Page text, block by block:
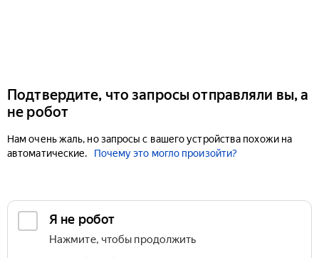
Подтвердите, что запросы отправляли вы, а
не робот
Нам очень жаль, но запросы с вашего устройства похожи на
автоматические.
Почему это могло произойти?